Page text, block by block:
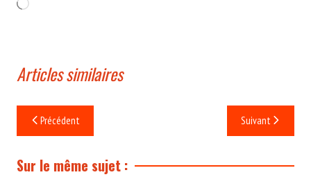
Chargement…
Articles similaires
Navigation
de
l’article
Précédent Suivant
Sur le même sujet :